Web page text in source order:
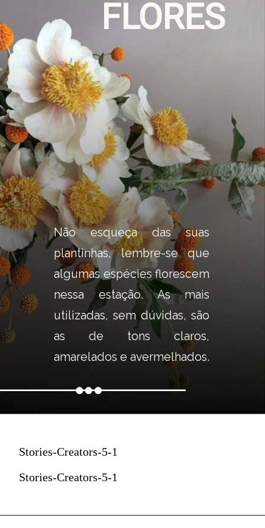
Não esqueça das suas
plantinhas, lembre-se que
algumas espécies florescem
nessa estação. As mais
utilizadas, sem dúvidas, são
as de tons claros,
amarelados e avermelhados.
FLORES
Stories-Creators-5-1
Stories-Creators-5-1